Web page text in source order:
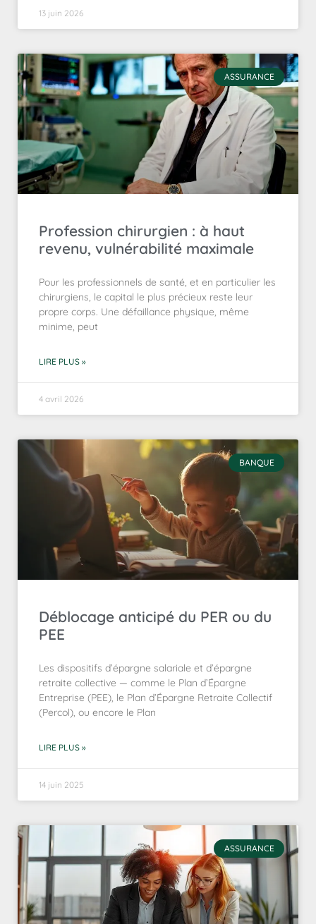
13 juin 2026
ASSURANCE
Profession chirurgien : à haut
revenu, vulnérabilité maximale
Pour les professionnels de santé, et en particulier les
chirurgiens, le capital le plus précieux reste leur
propre corps. Une défaillance physique, même
minime, peut
LIRE PLUS »
4 avril 2026
BANQUE
Déblocage anticipé du PER ou du
PEE
Les dispositifs d’épargne salariale et d’épargne
retraite collective — comme le Plan d’Épargne
Entreprise (PEE), le Plan d’Épargne Retraite Collectif
(Percol), ou encore le Plan
LIRE PLUS »
14 juin 2025
ASSURANCE